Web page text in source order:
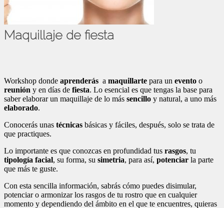
Maquillaje de fiesta
Workshop donde aprenderás a maquillarte para un evento o
reunión y en días de fiesta. Lo esencial es que tengas la base para
saber elaborar un maquillaje de lo más sencillo y natural, a uno más
elaborado.
Conocerás unas técnicas básicas y fáciles, después, solo se trata de
que practiques.
Lo importante es que conozcas en profundidad tus rasgos, tu
tipología facial, su forma, su simetria, para así, potenciar la parte
que más te guste.
Con esta sencilla información, sabrás cómo puedes disimular,
potenciar o armonizar los rasgos de tu rostro que en cualquier
momento y dependiendo del ámbito en el que te encuentres, quieras